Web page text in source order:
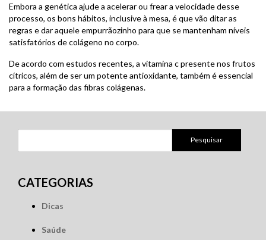
Embora a genética ajude a acelerar ou frear a velocidade desse
processo, os bons hábitos, inclusive à mesa, é que vão ditar as
regras e dar aquele empurrãozinho para que se mantenham níveis
satisfatórios de colágeno no corpo.
De acordo com estudos recentes, a vitamina c presente nos frutos
cítricos, além de ser um potente antioxidante, também é essencial
para a formação das fibras colágenas.
Pesquisar
por:
CATEGORIAS
Dicas
Saúde